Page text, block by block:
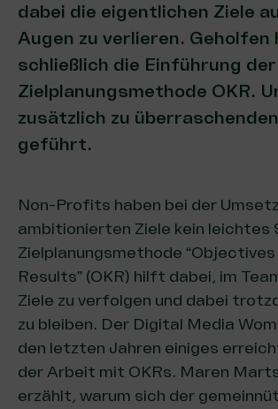
dabei die eigentlichen Ziele
Augen zu verlieren. Geholfen
schließlich die Einführung der
Zielplanungsmethode OKR.
zusätzlich zu
geführt.
Non-Profits haben bei der
ambitionierten Ziele kein leichtes
Zielplanungsmethode “Objectives
Results” (OKR) hilft dabei, im
Ziele zu verfolgen und dabei
zu bleiben. Der Digital Media
den letzten Jahren einiges
der Arbeit mit OKRs. Maren
erzählt, warum sich der